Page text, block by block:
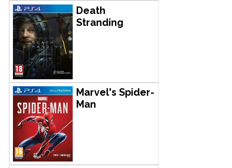
Death
Stranding
Marvel's Spider-
Man